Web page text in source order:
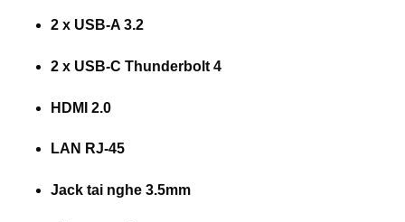
2 x USB-A 3.2
2 x USB-C Thunderbolt 4
HDMI 2.0
LAN RJ-45
Jack tai nghe 3.5mm